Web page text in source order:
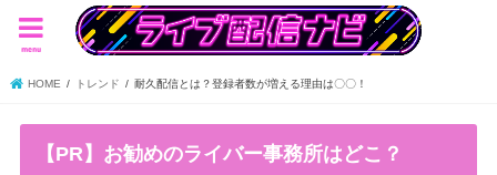
menu
HOME トレンド 耐久配信とは？登録者数が増える理由は〇〇！
【PR】お勧めのライバー事務所はどこ？